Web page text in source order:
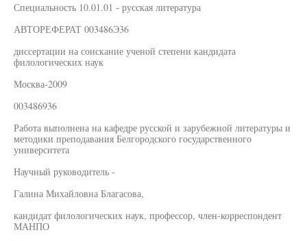
Специальность 10.01.01 - русская литература
АВТОРЕФЕРАТ 003486Э36
диссертации на соискание ученой степени кандидата
филологических наук
Москва-2009
003486936
Работа выполнена на кафедре русской и зарубежной литературы и
методики преподавания Белгородского государственного
университета
Научный руководитель -
Галина Михайловна Благасова,
кандидат филологических наук, профессор, член-корреспондент
МАНПО